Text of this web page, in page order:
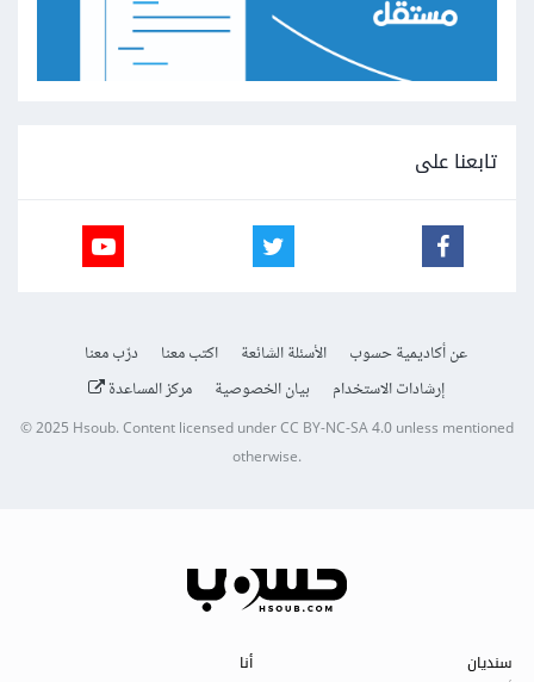
تابعنا على
عن أكاديمية حسوب الأسئلة الشائعة اكتب معنا
درّب معنا
إرشادات الاستخدام
بيان الخصوصية مركز المساعدة
© 2025Hsoub.Content licensed underCC BY-NC-SA 4.0unless mentioned
otherwise.